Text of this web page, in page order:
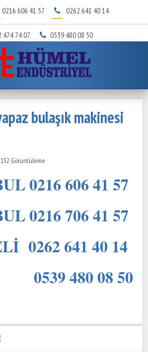
0216 606 41 57 0262 641 40 14
474 74 07 0539 480 08 50
bulaşık makinesi
Görüntüleme
0216 606 41 57
0216 706 41 57
0262 641 40 14
480 08 50